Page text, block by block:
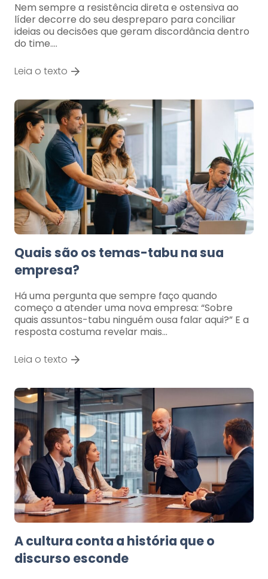
Nem sempre a resistência direta e ostensiva ao
líder decorre do seu despreparo para conciliar
ideias ou decisões que geram discordância dentro
do time.…
Leia o texto
Quais são os temas-tabu na sua
empresa?
Há uma pergunta que sempre faço quando
começo a atender uma nova empresa: “Sobre
quais assuntos-tabu ninguém ousa falar aqui?” E a
resposta costuma revelar mais…
Leia o texto
A cultura conta a história que o
discurso esconde